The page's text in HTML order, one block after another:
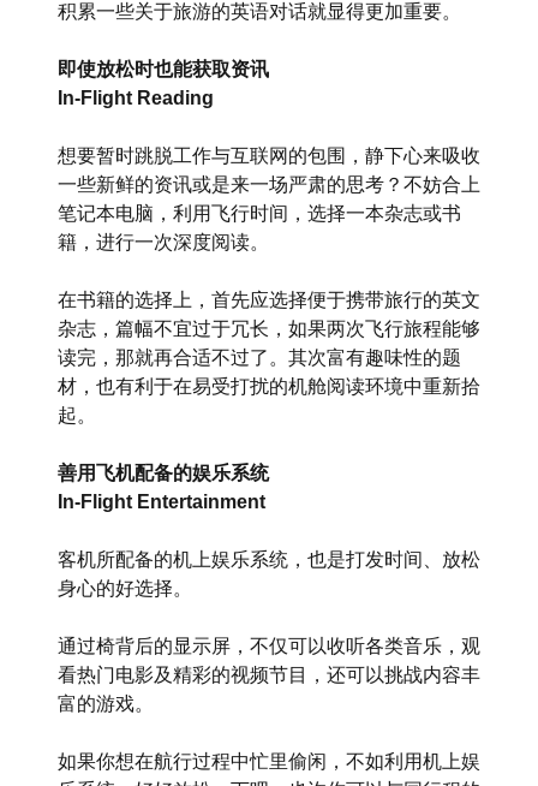
积累一些关于旅游的英语对话就显得更加重要。
即使放松时也能获取资讯
In-Flight Reading
想要暂时跳脱工作与互联网的包围，静下心来吸收
一些新鲜的资讯或是来一场严肃的思考？不妨合上
笔记本电脑，利用飞行时间，选择一本杂志或书
籍，进行一次深度阅读。
在书籍的选择上，首先应选择便于携带旅行的英文
杂志，篇幅不宜过于冗长，如果两次飞行旅程能够
读完，那就再合适不过了。其次富有趣味性的题
材，也有利于在易受打扰的机舱阅读环境中重新拾
起。
善用飞机配备的娱乐系统
In-Flight Entertainment
客机所配备的机上娱乐系统，也是打发时间、放松
身心的好选择。
通过椅背后的显示屏，不仅可以收听各类音乐，观
看热门电影及精彩的视频节目，还可以挑战内容丰
富的游戏。
如果你想在航行过程中忙里偷闲，不如利用机上娱